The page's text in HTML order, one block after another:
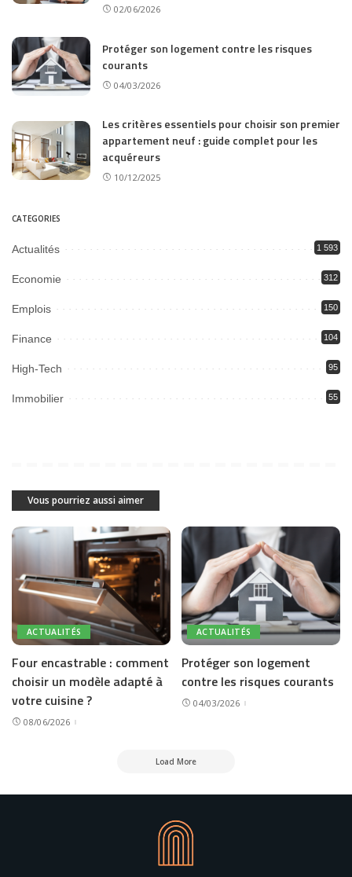
02/06/2026
Protéger son logement contre les risques
courants
04/03/2026
Les critères essentiels pour choisir son premier
appartement neuf : guide complet pour les
acquéreurs
10/12/2025
CATEGORIES
Actualités 1 593
Economie 312
Emplois 150
Finance 104
High-Tech 95
Immobilier 55
Vous pourriez aussi aimer
ACTUALITÉS
Four encastrable : comment
choisir un modèle adapté à
votre cuisine ?
08/06/2026
ACTUALITÉS
Protéger son logement
contre les risques courants
04/03/2026
Load More